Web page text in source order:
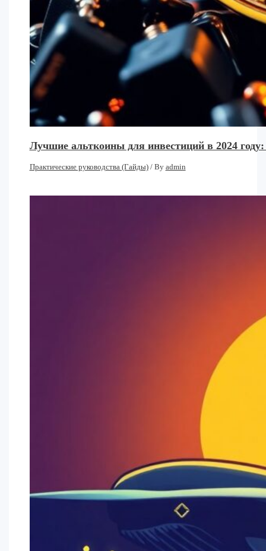
Лучшие альткоины для инвестиций в 2024
Практические руководства (Гайды)/ By admin